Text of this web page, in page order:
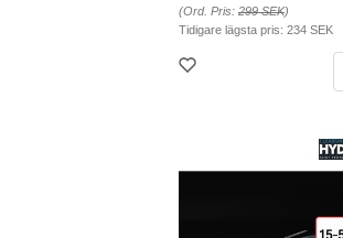
(Ord. Pris: 299 SEK)
Tidigare lägsta pris: 234 SEK